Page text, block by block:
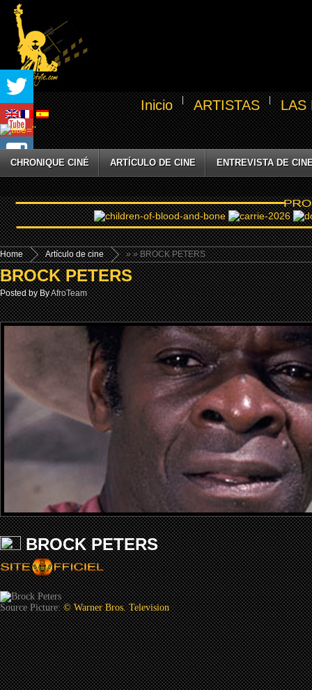
Inicio ARTISTAS LAS
CHRONIQUE CINÉ ARTÍCULO DE CINE ENTREVISTA DE
Home »
Artículo de cine » BROCK PETERS
BROCK PETERS
Posted by ByAfroTeam
BROCK PETERS
Source Picture:© Warner Bros. Television